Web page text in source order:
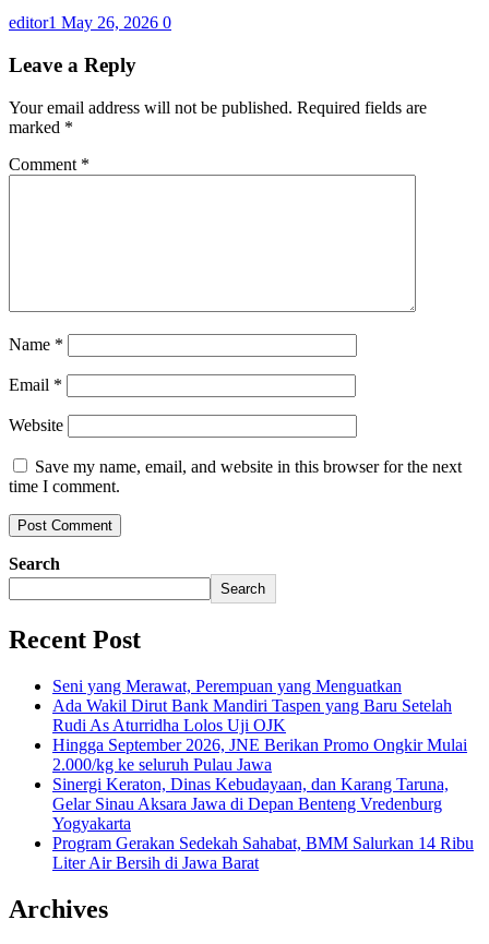
editor1 May 26, 2026 0
Leave a Reply
Your email address will not be published. Required fields are
marked *
Comment *
Name *
Email *
Website
Save my name, email, and website in this browser for the next
time I comment.
Search
Search
Recent Post
Seni yang Merawat, Perempuan yang Menguatkan
Ada Wakil Dirut Bank Mandiri Taspen yang Baru Setelah
Rudi As Aturridha Lolos Uji OJK
Hingga September 2026, JNE Berikan Promo Ongkir Mulai
2.000/kg ke seluruh Pulau Jawa
Sinergi Keraton, Dinas Kebudayaan, dan Karang Taruna,
Gelar Sinau Aksara Jawa di Depan Benteng Vredenburg
Yogyakarta
Program Gerakan Sedekah Sahabat, BMM Salurkan 14 Ribu
Liter Air Bersih di Jawa Barat
Archives